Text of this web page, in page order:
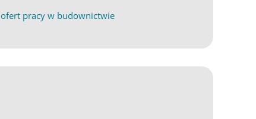
pracy w budownictwie